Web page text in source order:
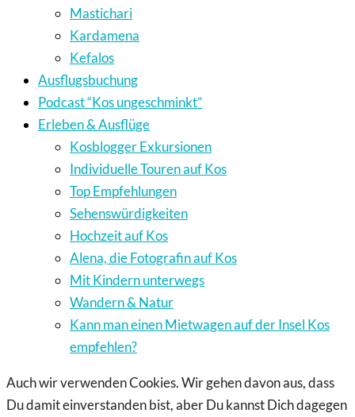
Mastichari
Kardamena
Kefalos
Ausflugsbuchung
Podcast “Kos ungeschminkt”
Erleben & Ausflüge
Kosblogger Exkursionen
Individuelle Touren auf Kos
Top Empfehlungen
Sehenswürdigkeiten
Hochzeit auf Kos
Alena, die Fotografin auf Kos
Mit Kindern unterwegs
Wandern & Natur
Kann man einen Mietwagen auf der Insel Kos
empfehlen?
Auch wir verwenden Cookies. Wir gehen davon aus, dass
Du damit einverstanden bist, aber Du kannst Dich dagegen